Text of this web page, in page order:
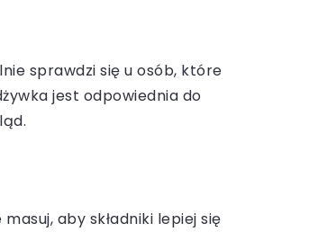
sprawdzi się u osób, które
jest odpowiednia do
aby składniki lepiej się